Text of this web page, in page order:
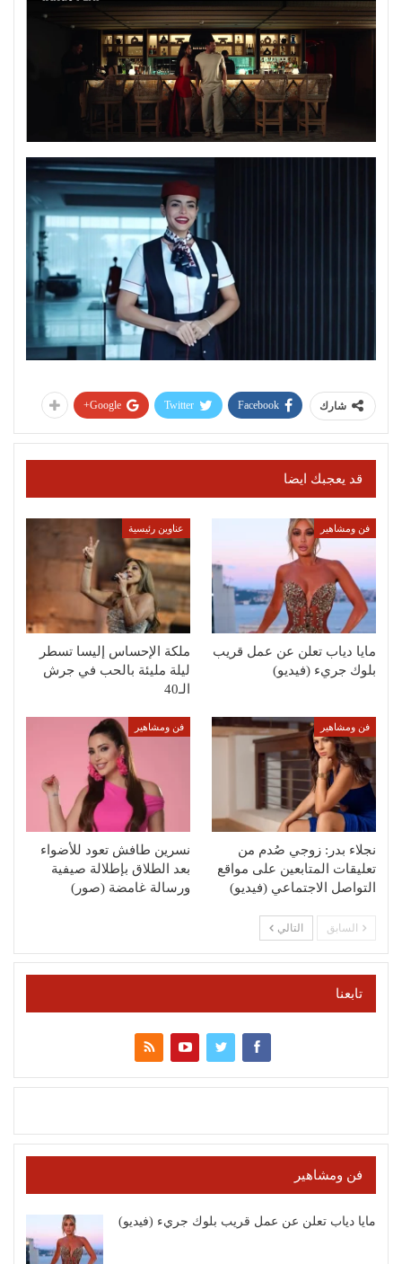
شارك Facebook
Twitter
Google+
قد يعجبك ايضا
فن ومشاهير
مايا دياب تعلن عن عمل قريب
بلوك جريء (فيديو)
عناوين رئيسية
ملكة الإحساس إليسا تسطر
ليلة مليئة بالحب في جرش
الـ40
فن ومشاهير
نجلاء بدر: زوجي صُدم من
تعليقات المتابعين على مواقع
التواصل الاجتماعي (فيديو)
فن ومشاهير
نسرين طافش تعود للأضواء
بعد الطلاق بإطلالة صيفية
ورسالة غامضة (صور)
السابق التالي
تابعنا
فن ومشاهير
مايا دياب تعلن عن عمل قريب بلوك جريء (فيديو)